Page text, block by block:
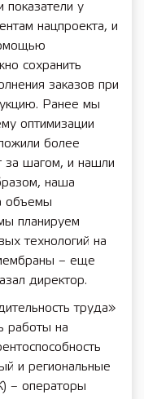
у
нацпроекта, и
сохранить
заказов при
Ранее мы
оптимизации
более
за шагом, и нашли
наша
объемы
планируем
технологий на
– еще
директор.
труда»
работы на
и региональные
– операторы